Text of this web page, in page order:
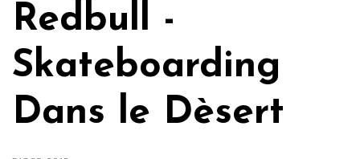
Redbull -
Skateboarding
Dans le Dèsert